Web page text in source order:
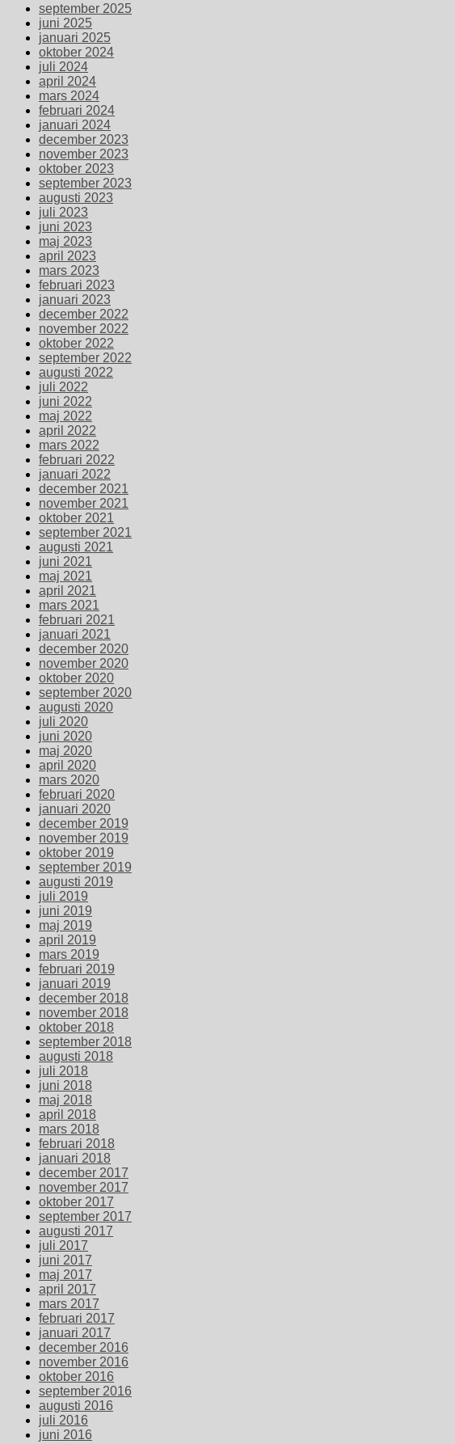
september 2025
juni 2025
januari 2025
oktober 2024
juli 2024
april 2024
mars 2024
februari 2024
januari 2024
december 2023
november 2023
oktober 2023
september 2023
augusti 2023
juli 2023
juni 2023
maj 2023
april 2023
mars 2023
februari 2023
januari 2023
december 2022
november 2022
oktober 2022
september 2022
augusti 2022
juli 2022
juni 2022
maj 2022
april 2022
mars 2022
februari 2022
januari 2022
december 2021
november 2021
oktober 2021
september 2021
augusti 2021
juni 2021
maj 2021
april 2021
mars 2021
februari 2021
januari 2021
december 2020
november 2020
oktober 2020
september 2020
augusti 2020
juli 2020
juni 2020
maj 2020
april 2020
mars 2020
februari 2020
januari 2020
december 2019
november 2019
oktober 2019
september 2019
augusti 2019
juli 2019
juni 2019
maj 2019
april 2019
mars 2019
februari 2019
januari 2019
december 2018
november 2018
oktober 2018
september 2018
augusti 2018
juli 2018
juni 2018
maj 2018
april 2018
mars 2018
februari 2018
januari 2018
december 2017
november 2017
oktober 2017
september 2017
augusti 2017
juli 2017
juni 2017
maj 2017
april 2017
mars 2017
februari 2017
januari 2017
december 2016
november 2016
oktober 2016
september 2016
augusti 2016
juli 2016
juni 2016